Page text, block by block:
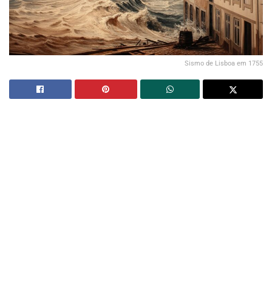
Sismo de Lisboa em 1755